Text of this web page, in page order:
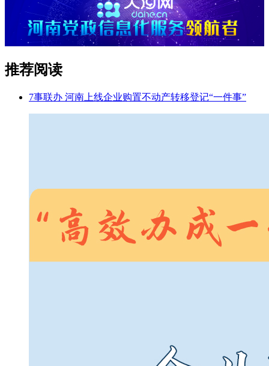
推荐阅读
7事联办 河南上线企业购置不动产转移登记“一件事”